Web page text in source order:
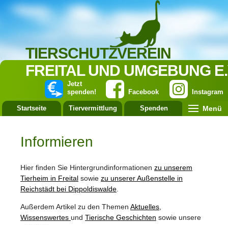
TIERSCHUTZVEREIN
FREITAL UND UMGEBUNG
Instagram
Facebook
Jetzt
spenden!
Startseite Tiervermittlung Spenden Menü
Informieren
Hier finden Sie Hintergrundinformationen zu unserem
Tierheim in Freital sowie zu unserer Außenstelle in
Reichstädt bei Dippoldiswalde
Außerdem Artikel zu den Themen Aktuelles
Wissenswertes und Tierische Geschichten sowie unsere